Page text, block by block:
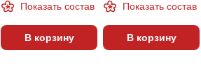
Показать состав
В корзину
Показать состав
В корзину